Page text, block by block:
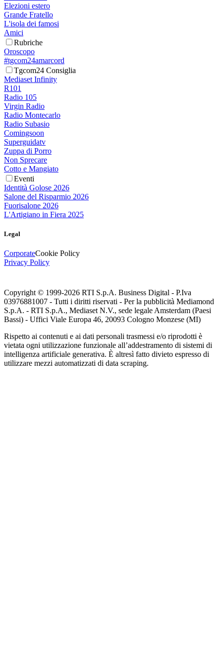
Elezioni estero
Grande Fratello
L'isola dei famosi
Amici
Rubriche
Oroscopo
#tgcom24amarcord
Tgcom24 Consiglia
Mediaset Infinity
R101
Radio 105
Virgin Radio
Radio Montecarlo
Radio Subasio
Comingsoon
Superguidatv
Zuppa di Porro
Non Sprecare
Cotto e Mangiato
Eventi
Identità Golose 2026
Salone del Risparmio 2026
Fuorisalone 2026
L'Artigiano in Fiera 2025
Legal
CorporateCookie Policy
Privacy Policy
Copyright © 1999-2026 RTI S.p.A. Business Digital - P.Iva
03976881007 - Tutti i diritti riservati - Per la pubblicità Mediamond
S.p.A. - RTI S.p.A., Mediaset N.V., sede legale Amsterdam (Paesi
Bassi) - Uffici Viale Europa 46, 20093 Cologno Monzese (MI)
Rispetto ai contenuti e ai dati personali trasmessi e/o riprodotti è
vietata ogni utilizzazione funzionale all’addestramento di sistemi di
intelligenza artificiale generativa. È altresì fatto divieto espresso di
utilizzare mezzi automatizzati di data scraping.